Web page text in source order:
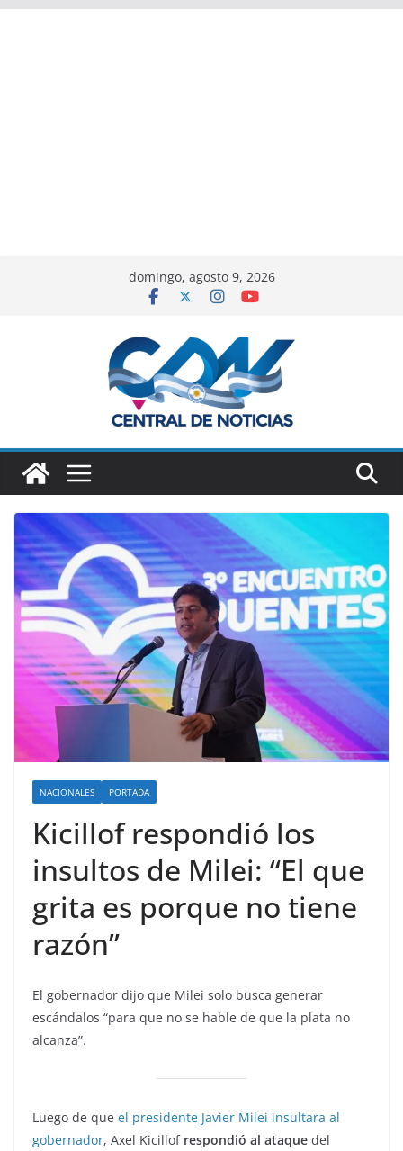
domingo, agosto 9, 2026
NACIONALES PORTADA
Kicillof respondió los
insultos de Milei: “El que
grita es porque no tiene
razón”
El gobernador dijo que Milei solo busca generar
escándalos “para que no se hable de que la plata no
alcanza”.
Luego de que el presidente Javier Milei insultara al
gobernador, Axel Kicillofrespondió al ataque del